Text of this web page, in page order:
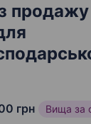
продажу
грн Вища за